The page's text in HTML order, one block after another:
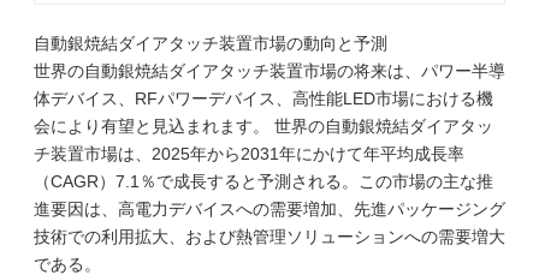
自動銀焼結ダイアタッチ装置市場の動向と予測
世界の自動銀焼結ダイアタッチ装置市場の将来は、パワー半導
体デバイス、RFパワーデバイス、高性能LED市場における機
会により有望と見込まれます。 世界の自動銀焼結ダイアタッ
チ装置市場は、2025年から2031年にかけて年平均成長率
（CAGR）7.1％で成長すると予測される。この市場の主な推
進要因は、高電力デバイスへの需要増加、先進パッケージング
技術での利用拡大、および熱管理ソリューションへの需要増大
である。